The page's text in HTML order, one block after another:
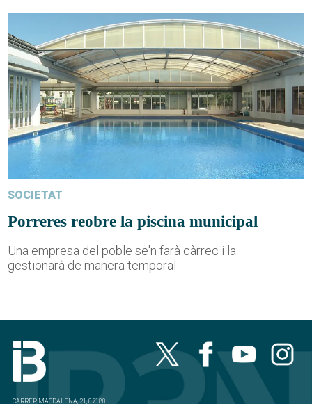
SOCIETAT
Porreres reobre la piscina municipal
Una empresa del poble se'n farà càrrec i la
gestionarà de manera temporal
CARRER MAGDALENA, 21, 07180